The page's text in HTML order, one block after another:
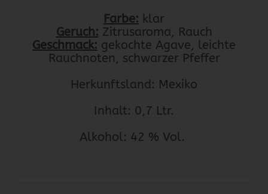
Farbe: klar
Geruch: Zitrusaroma, Rauch
Geschmack: gekochte Agave, leichte
Rauchnoten, schwarzer Pfeffer
Herkunftsland: Mexiko
Inhalt: 0,7 Ltr.
Alkohol: 42 % Vol.